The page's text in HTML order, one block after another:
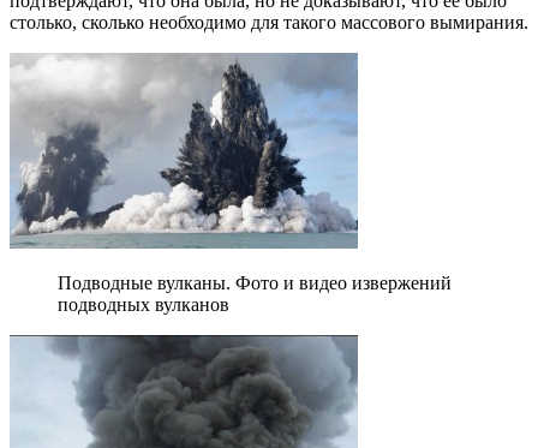
столько, сколько необходимо для такого массового вымирания.
Подводные вулканы. Фото и видео извержений
подводных вулканов